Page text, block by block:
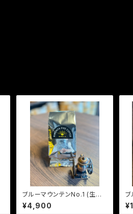
ブルーマウンテンNo.1 (生豆2
40g)
¥4,900
ブ